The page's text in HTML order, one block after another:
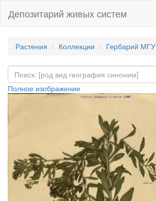
Депозитарий живых систем
Растения Коллекции Гербарий МГУ
Полное изображение